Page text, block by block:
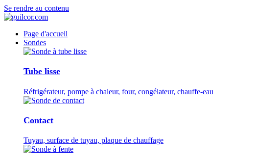
Se rendre au contenu
Page d'accueil
Sondes
Tube lisse
Réfrigérateur, pompe à chaleur, four, congélateur, chauffe-eau
Contact
Tuyau, surface de tuyau, plaque de chauffage